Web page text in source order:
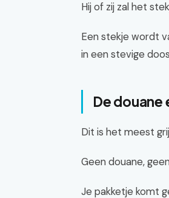
Hij of zij zal het
Een stekje wordt
in een stevige
De
Dit is het meest
Geen douane,
Je pakketje komt